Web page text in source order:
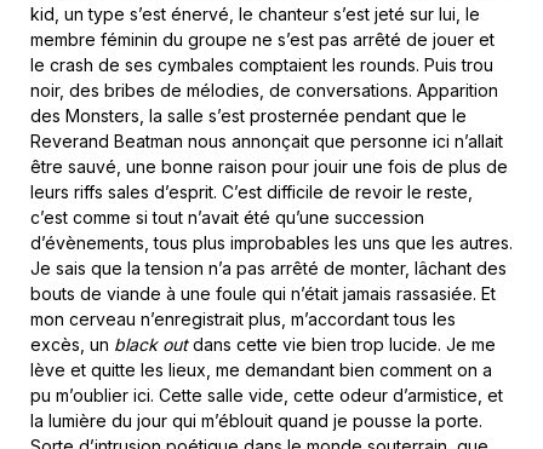
kid, un type s’est énervé, le chanteur s’est jeté sur lui, le
membre féminin du groupe ne s’est pas arrêté de jouer et
le crash de ses cymbales comptaient les rounds. Puis trou
noir, des bribes de mélodies, de conversations. Apparition
des Monsters, la salle s’est prosternée pendant que le
Reverand Beatman nous annonçait que personne ici n’allait
être sauvé, une bonne raison pour jouir une fois de plus de
leurs riffs sales d’esprit. C’est difficile de revoir le reste,
c’est comme si tout n’avait été qu’une succession
d’évènements, tous plus improbables les uns que les autres.
Je sais que la tension n’a pas arrêté de monter, lâchant des
bouts de viande à une foule qui n’était jamais rassasiée. Et
mon cerveau n’enregistrait plus, m’accordant tous les
excès, un black outdans cette vie bien trop lucide. Je me
lève et quitte les lieux, me demandant bien comment on a
pu m’oublier ici. Cette salle vide, cette odeur d’armistice, et
la lumière du jour qui m’éblouit quand je pousse la porte.